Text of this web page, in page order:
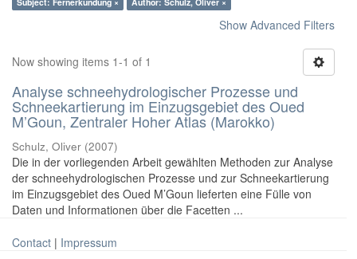
Show Advanced Filters
Now showing items 1-1 of 1
Analyse schneehydrologischer Prozesse und
Schneekartierung im Einzugsgebiet des Oued
M’Goun, Zentraler Hoher Atlas (Marokko)
Schulz, Oliver (2007)
Die in der vorliegenden Arbeit gewählten Methoden zur Analyse
der schneehydrologischen Prozesse und zur Schneekartierung
im Einzugsgebiet des Oued M’Goun lieferten eine Fülle von
Daten und Informationen über die Facetten ...
Contact | Impressum